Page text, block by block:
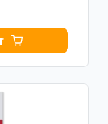
Sociétés